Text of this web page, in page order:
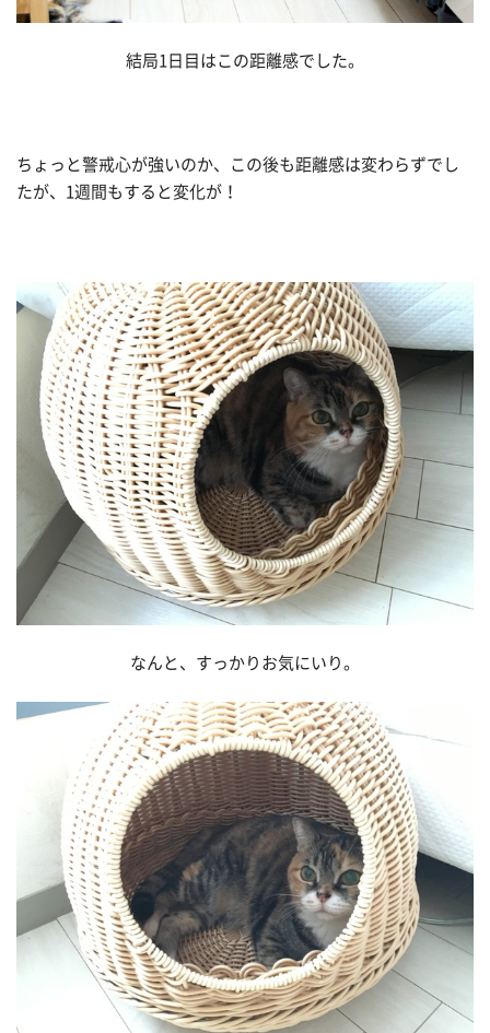
結局1日目はこの距離感でした。
ちょっと警戒心が強いのか、この後も距離感は変わらずでし
たが、1週間もすると変化が！
なんと、すっかりお気にいり。